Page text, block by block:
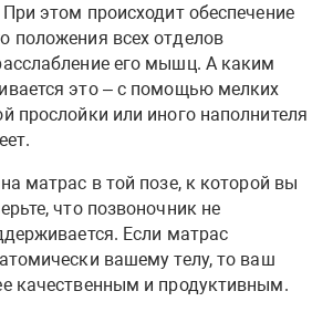
этом происходит обеспечение
положения всех отделов
его мышц. А каким
это – с помощью мелких
прослойки или иного наполнителя
матрас в той позе, к которой вы
что позвоночник не
Если матрас
вашему телу, то ваш
качественным и продуктивным.